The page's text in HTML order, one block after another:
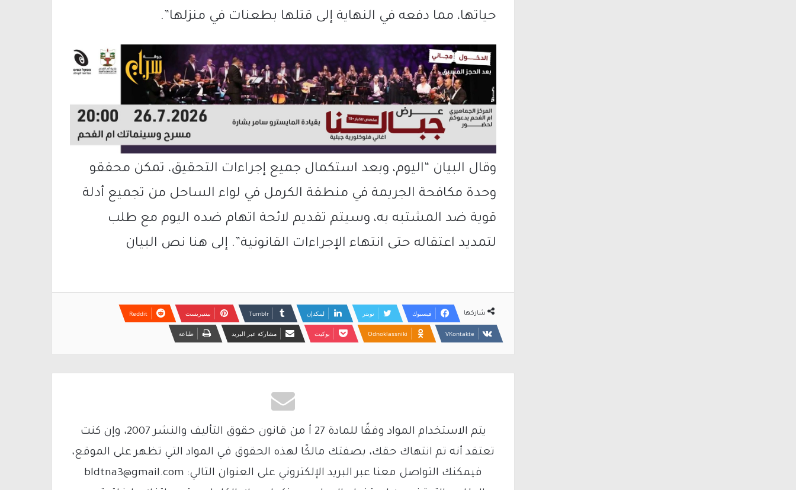
حياتها، مما دفعه في النهاية إلى قتلها بطعنات في منزلها”.
وقال البيان “اليوم، وبعد استكمال جميع إجراءات التحقيق، تمكن محققو
وحدة مكافحة الجريمة في منطقة الكرمل في لواء الساحل من تجميع أدلة
قوية ضد المشتبه به، وسيتم تقديم لائحة اتهام ضده اليوم مع طلب
لتمديد اعتقاله حتى انتهاء الإجراءات القانونية”. إلى هنا نص البيان
شاركها فيسبوك تويتر لينكدإن بينتيريست
Odnoklassniki بوكيت مشاركة عبر البريد طباعة
يتم الاستخدام المواد وفقًا للمادة 27 أ من قانون حقوق التأليف والنشر 2007، وإن كنت
تعتقد أنه تم انتهاك حقك، بصفتك مالكًا لهذه الحقوق في المواد التي تظهر على الموقع،
فيمكنك التواصل معنا عبر البريد الإلكتروني على العنوان التالي: bldtna3@gmail.com